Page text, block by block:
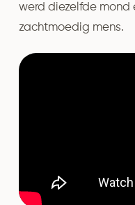
werd diezelfde mond
zachtmoedig mens.